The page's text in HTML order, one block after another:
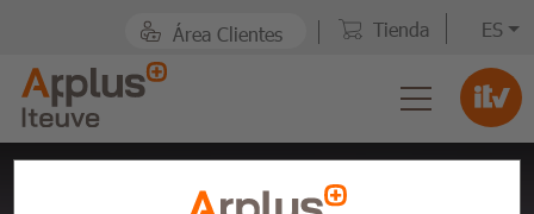
Área Clientes Tienda ES
PreviaITVen